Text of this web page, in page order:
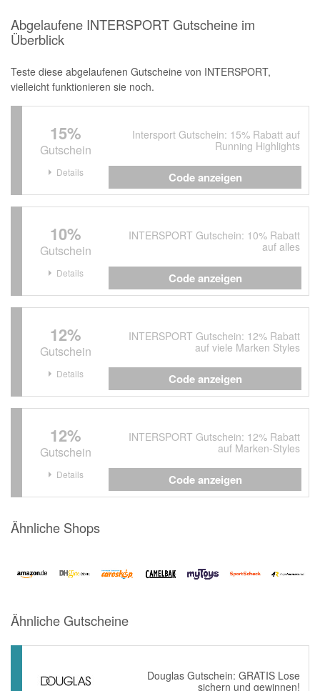
Abgelaufene INTERSPORT Gutscheine im
Überblick
Teste diese abgelaufenen Gutscheine von INTERSPORT,
vielleicht funktionieren sie noch.
15%
Gutschein
Intersport Gutschein: 15% Rabatt auf
Running Highlights
Details Code anzeigen
10%
Gutschein
INTERSPORT Gutschein: 10% Rabatt
auf alles
Details Code anzeigen
12%
Gutschein
INTERSPORT Gutschein: 12% Rabatt
auf viele Marken Styles
Details Code anzeigen
12%
Gutschein
INTERSPORT Gutschein: 12% Rabatt
auf Marken-Styles
Details Code anzeigen
Ähnliche Shops
Ähnliche Gutscheine
Douglas Gutschein: GRATIS Lose
sichern und gewinnen!